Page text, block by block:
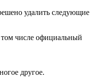
удалить следующие
числе официальный
другое.